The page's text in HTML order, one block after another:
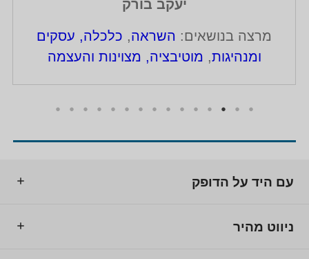
יעקב בורק
מרצה בנושאים: השראה, כלכלה, עסקים
ומנהיגות, מוטיבציה, מצוינות והעצמה
עם היד על הדופק
ניווט מהיר